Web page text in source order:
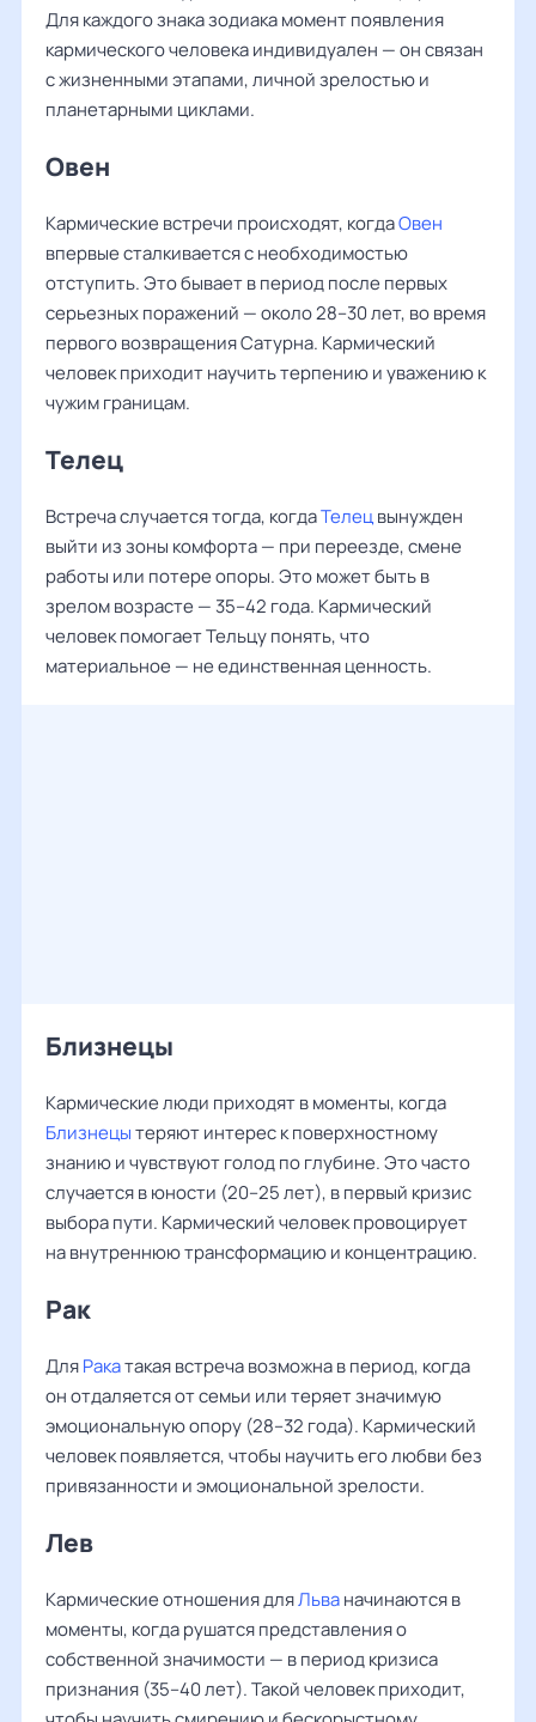
Для каждого знака зодиака момент появления
кармического человека индивидуален — он связан
с жизненными этапами, личной зрелостью и
планетарными циклами.
Овен
Кармические встречи происходят, когдаОвен
впервые сталкивается с необходимостью
отступить. Это бывает в период после первых
серьезных поражений — около 28–30 лет, во время
первого возвращения Сатурна. Кармический
человек приходит научить терпению и уважению к
чужим границам.
Телец
Встреча случается тогда, когдаТелецвынужден
выйти из зоны комфорта — при переезде, смене
работы или потере опоры. Это может быть в
зрелом возрасте — 35–42 года. Кармический
человек помогает Тельцу понять, что
материальное — не единственная ценность.
Близнецы
Кармические люди приходят в моменты, когда
Близнецытеряют интерес к поверхностному
знанию и чувствуют голод по глубине. Это часто
случается в юности (20–25 лет), в первый кризис
выбора пути. Кармический человек провоцирует
на внутреннюю трансформацию и концентрацию.
Рак
ДляРакатакая встреча возможна в период, когда
он отдаляется от семьи или теряет значимую
эмоциональную опору (28–32 года). Кармический
человек появляется, чтобы научить его любви без
привязанности и эмоциональной зрелости.
Лев
Кармические отношения дляЛьваначинаются в
моменты, когда рушатся представления о
собственной значимости — в период кризиса
признания (35–40 лет). Такой человек приходит,